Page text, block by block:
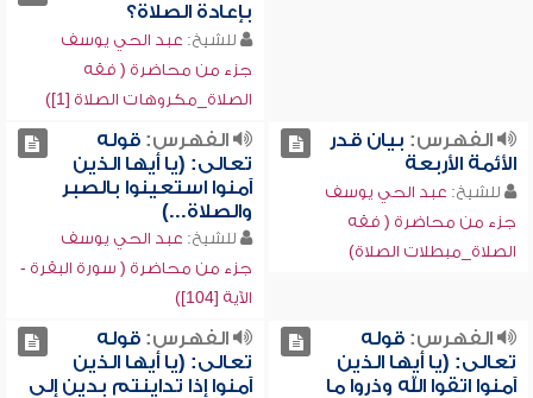
بإعادة الصلاة؟
للشيخ: عبد الحي يوسف
جزء من محاضرة ( فقه
الصلاة_مكروهات الصلاة [1])
الفهرس: بيان قدر
الأئمة الأربعة
للشيخ: عبد الحي يوسف
جزء من محاضرة ( فقه
الصلاة_مبطلات الصلاة)
الفهرس:قوله
تعالى: (يا أيها الذين
آمنوا استعينوا بالصبر
والصلاة...)
للشيخ: عبد الحي يوسف
جزء من محاضرة ( سورة البقرة -
الآية [104])
الفهرس:قوله
تعالى: (يا أيها الذين
آمنوا اتقوا الله وذروا ما
الفهرس:قوله
تعالى: (يا أيها الذين
آمنوا إذا تداينتم بدين إلى